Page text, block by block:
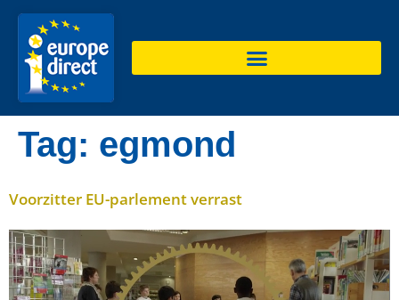
de
inhoud
Tag: egmond
Voorzitter EU-parlement verrast